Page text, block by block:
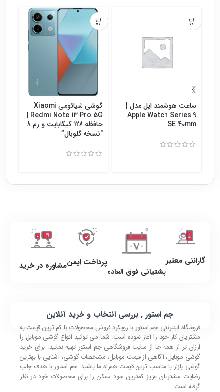
ساعت هوشمند اپل مدل |
Apple Watch Series 9
SE 40mm
گوشی شیائومی Xiaomi
Redmi Note 13 Pro 5G |
حافظه 128 گیگابایت و رم 8
″نسخه گلوبال”
گارانتی معتبر
پشتیانی فوق العاده
پرداخت ایمنمشاوره در خرید
جم استور , بررسی انتخاب و خرید آنلاین
فروشگاه اینترنتی جم استور با رویکرد فروش محصولات با کم ترین قیمت به
مشتریان کار خود را آغاز نموده است. شما می توانید انواع گوشی موبایل را
ارزان تر از همه جا از سایت فروشگاهی جم استور تهیه نمایید. برای خرید
گوشی موبایل، آگاهی از قیمت موبایل، مشخصات گوشی، آشنایی با بهترین
گوشی بازار با مناسب ترین قیمت همراه ما باشید. جم استور با هدف جلب
رضایت مشتریان عزیز کمترین سود ممکن را برای محصولات خود در نظر
گرفته است.